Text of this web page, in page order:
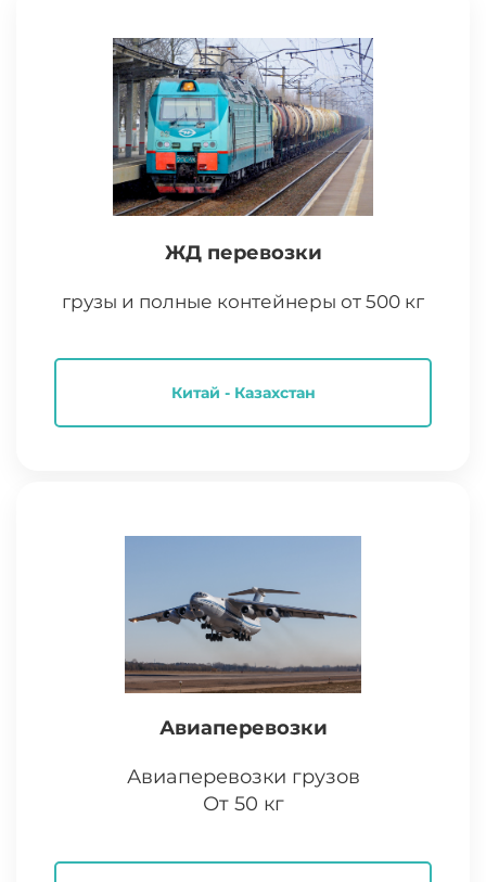
ЖД перевозки
грузы и полные контейнеры от 500 кг
Китай - Казахстан
Авиаперевозки
Авиаперевозки грузов
От 50 кг